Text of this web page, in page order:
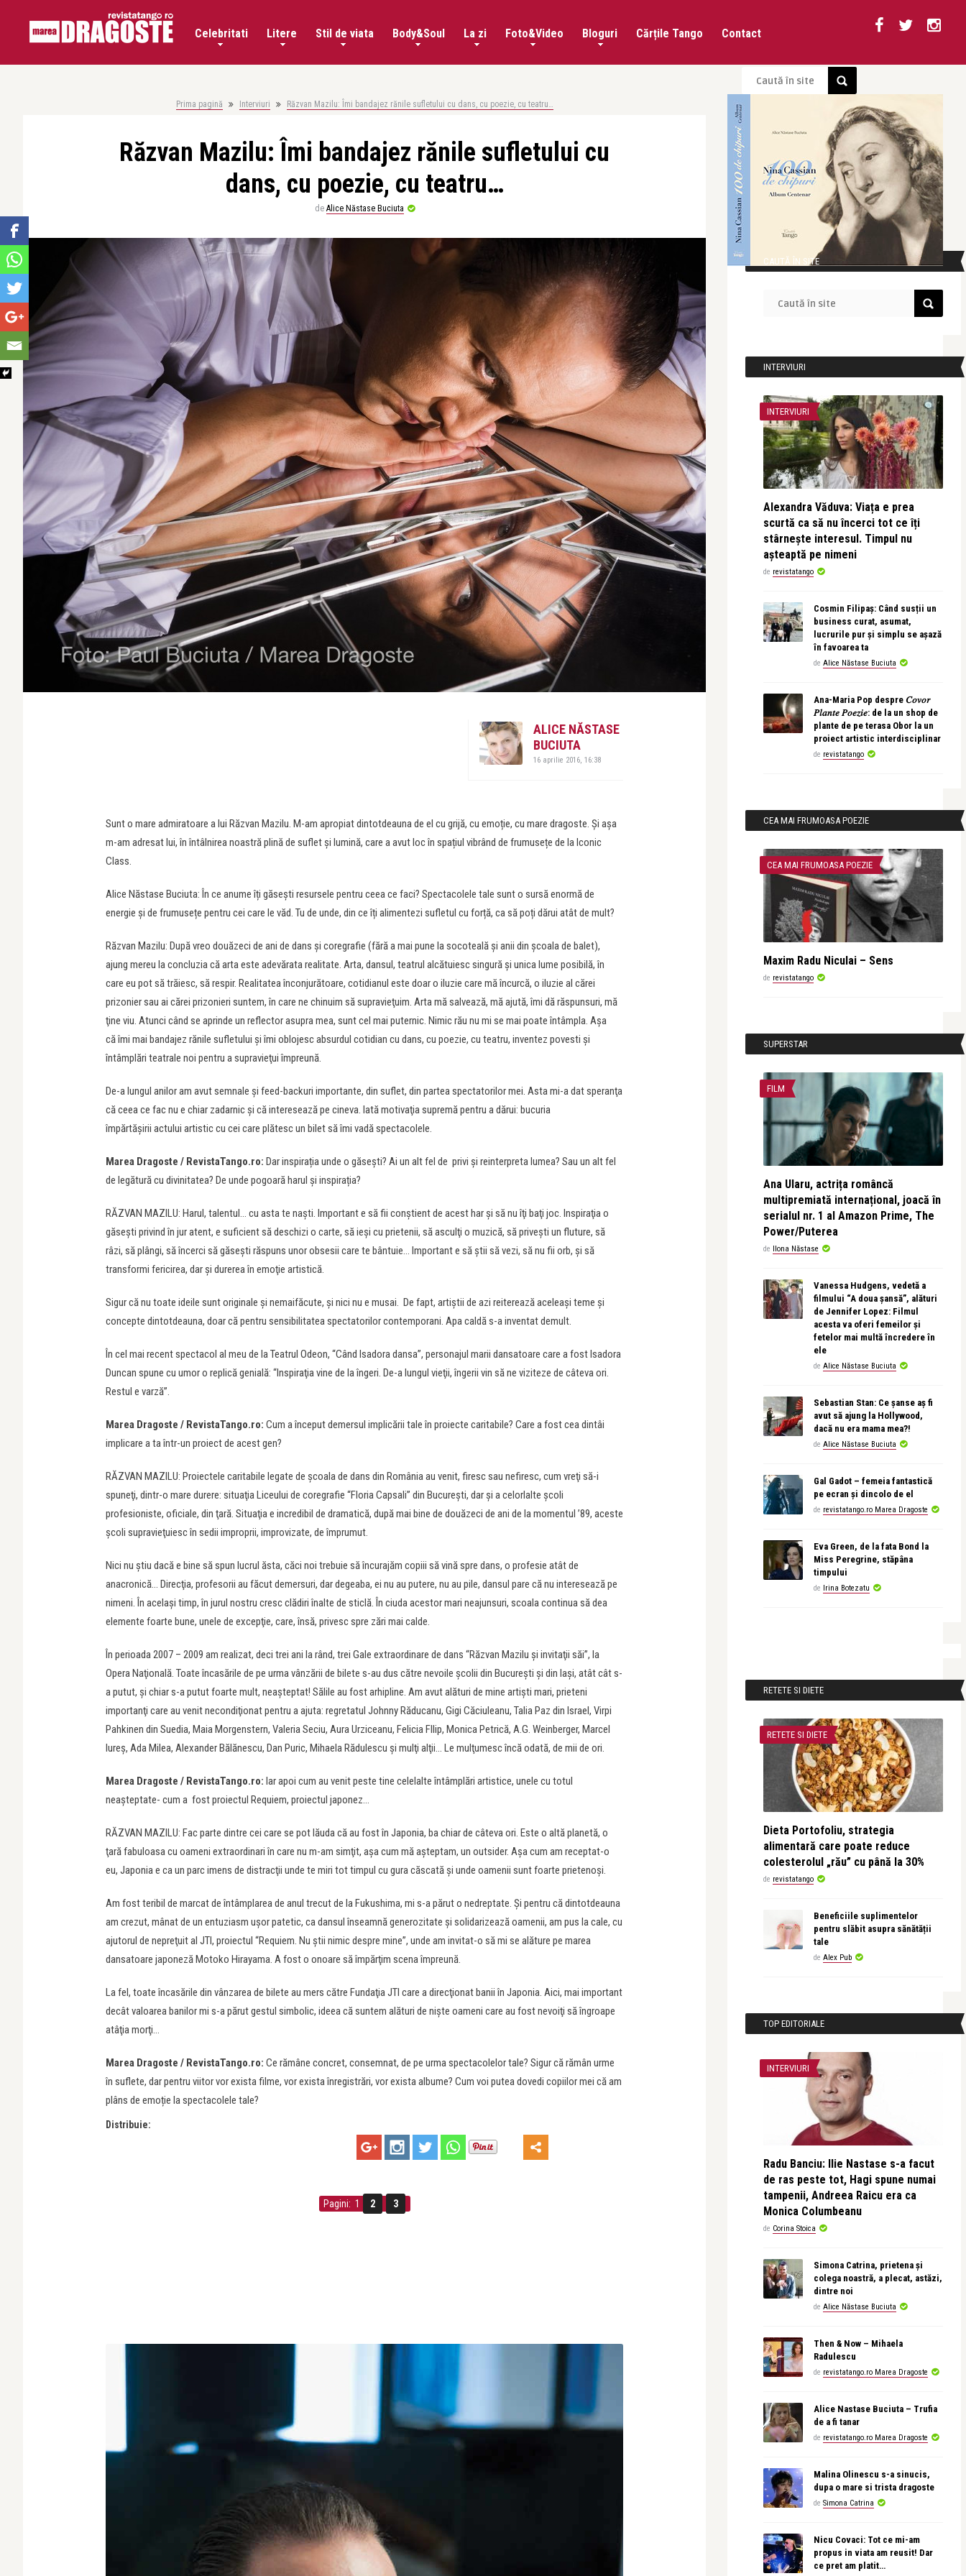
Celebritati Litere Stil de viata Body&Soul La zi Foto&Video Bloguri Cărțile Tango Contact
Prima pagină Interviuri Răzvan Mazilu: Îmi bandajez rănile sufletului cu dans, cu poezie, cu teatru…
Răzvan Mazilu: Îmi bandajez rănile sufletului cu
dans, cu poezie, cu teatru…
de Alice Năstase Buciuta
ALICE NĂSTASE
BUCIUTA
16 aprilie 2016, 16:38
Sunt o mare admiratoare a lui Răzvan Mazilu. M-am apropiat dintotdeauna de el cu grijă, cu emoție, cu mare dragoste. Și așa
m-am adresat lui, în întâlnirea noastră plină de suflet și lumină, care a avut loc în spațiul vibrând de frumusețe de la Iconic
Class.
Alice Năstase Buciuta: În ce anume îți găsești resursele pentru ceea ce faci? Spectacolele tale sunt o sursă enormă de
energie și de frumusețe pentru cei care le văd. Tu de unde, din ce îți alimentezi sufletul cu forță, ca să poți dărui atât de mult?
Răzvan Mazilu: După vreo douăzeci de ani de dans şi coregrafie (fără a mai pune la socoteală şi anii din şcoala de balet),
ajung mereu la concluzia că arta este adevărata realitate. Arta, dansul, teatrul alcătuiesc singură şi unica lume posibilă, în
care eu pot să trăiesc, să respir. Realitatea înconjurătoare, cotidianul este doar o iluzie care mă încurcă, o iluzie al cărei
prizonier sau ai cărei prizonieri suntem, în care ne chinuim să supravieţuim. Arta mă salvează, mă ajută, îmi dă răspunsuri, mă
ţine viu. Atunci când se aprinde un reflector asupra mea, sunt cel mai puternic. Nimic rău nu mi se mai poate întâmpla. Aşa
că îmi mai bandajez rănile sufletului şi îmi oblojesc absurdul cotidian cu dans, cu poezie, cu teatru, inventez povesti şi
întâmplări teatrale noi pentru a supravieţui împreună.
De-a lungul anilor am avut semnale şi feed-backuri importante, din suflet, din partea spectatorilor mei. Asta mi-a dat speranţa
că ceea ce fac nu e chiar zadarnic şi că interesează pe cineva. Iată motivaţia supremă pentru a dărui: bucuria
împărtăşirii actului artistic cu cei care plătesc un bilet să îmi vadă spectacolele.
Marea Dragoste / RevistaTango.ro: Dar inspirația unde o găsești? Ai un alt fel de privi și reinterpreta lumea? Sau un alt fel
de legătură cu divinitatea? De unde pogoară harul și inspirația?
RĂZVAN MAZILU: Harul, talentul… cu asta te naşti. Important e să fii conştient de acest har şi să nu îţi baţi joc. Inspiraţia o
găseşti privind în jur atent, e suficient să deschizi o carte, să ieşi cu prietenii, să asculţi o muzică, să priveşti un fluture, să
râzi, să plângi, să încerci să găseşti răspuns unor obsesii care te bântuie… Important e să ştii să vezi, să nu fii orb, şi să
transformi fericirea, dar şi durerea în emoţie artistică.
Sigur că nu toate ideile sunt originale şi nemaifăcute, şi nici nu e musai. De fapt, artiştii de azi reiterează aceleaşi teme şi
concepte dintotdeauna, doar că pentru sensibilitatea spectatorilor contemporani. Apa caldă s-a inventat demult.
În cel mai recent spectacol al meu de la Teatrul Odeon, “Când Isadora dansa”, personajul marii dansatoare care a fost Isadora
Duncan spune cu umor o replică genială: “Inspiraţia vine de la îngeri. De-a lungul vieţii, îngerii vin să ne viziteze de câteva ori.
Restul e varză”.
Marea Dragoste / RevistaTango.ro: Cum a început demersul implicării tale în proiecte caritabile? Care a fost cea dintâi
implicare a ta într-un proiect de acest gen?
RĂZVAN MAZILU: Proiectele caritabile legate de şcoala de dans din România au venit, firesc sau nefiresc, cum vreţi să-i
spuneţi, dintr-o mare durere: situaţia Liceului de coregrafie “Floria Capsali” din Bucureşti, dar şi a celorlalte şcoli
profesioniste, oficiale, din ţară. Situaţia e incredibil de dramatică, după mai bine de douăzeci de ani de la momentul ’89, aceste
şcoli supravieţuiesc în sedii improprii, improvizate, de împrumut.
Nici nu ştiu dacă e bine să spun lucrul ăsta, căci noi trebuie să încurajăm copiii să vină spre dans, o profesie atât de
anacronică… Direcţia, profesorii au făcut demersuri, dar degeaba, ei nu au putere, nu au pile, dansul pare că nu interesează pe
nimeni. În acelaşi timp, în jurul nostru cresc clădiri înalte de sticlă. În ciuda acestor mari neajunsuri, scoala continua să dea
elemente foarte bune, unele de excepţie, care, însă, privesc spre zări mai calde.
În perioada 2007 – 2009 am realizat, deci trei ani la rând, trei Gale extraordinare de dans “Răzvan Mazilu şi invitaţii săi”, la
Opera Naţională. Toate încasările de pe urma vânzării de bilete s-au dus către nevoile şcolii din Bucureşti şi din Iaşi, atât cât s-
a putut, şi chiar s-a putut foarte mult, neaşteptat! Sălile au fost arhipline. Am avut alături de mine artişti mari, prieteni
importanţi care au venit necondiţionat pentru a ajuta: regretatul Johnny Răducanu, Gigi Căciuleanu, Talia Paz din Israel, Virpi
Pahkinen din Suedia, Maia Morgenstern, Valeria Seciu, Aura Urziceanu, Felicia FIlip, Monica Petrică, A.G. Weinberger, Marcel
Iureş, Ada Milea, Alexander Bălănescu, Dan Puric, Mihaela Rădulescu şi mulţi alţii… Le mulţumesc încă odată, de mii de ori.
Marea Dragoste / RevistaTango.ro: Iar apoi cum au venit peste tine celelalte întâmplări artistice, unele cu totul
neașteptate- cum a fost proiectul Requiem, proiectul japonez…
RĂZVAN MAZILU: Fac parte dintre cei care se pot lăuda că au fost în Japonia, ba chiar de câteva ori. Este o altă planetă, o
ţară fabuloasa cu oameni extraordinari în care nu m-am simţit, aşa cum mă aşteptam, un outsider. Aşa cum am receptat-o
eu, Japonia e ca un parc imens de distracţii unde te miri tot timpul cu gura căscată şi unde oamenii sunt foarte prietenoşi.
Am fost teribil de marcat de întâmplarea de anul trecut de la Fukushima, mi s-a părut o nedreptate. Şi pentru că dintotdeauna
am crezut, mânat de un entuziasm uşor patetic, ca dansul înseamnă generozitate şi solidarizează oamenii, am pus la cale, cu
ajutorul de nepreţuit al JTI, proiectul “Requiem. Nu ştii nimic despre mine”, unde am invitat-o să mi se alăture pe marea
dansatoare japoneză Motoko Hirayama. A fost o onoare să împărţim scena împreună.
La fel, toate încasările din vânzarea de bilete au mers către Fundaţia JTI care a direcţionat banii în Japonia. Aici, mai important
decât valoarea banilor mi s-a părut gestul simbolic, ideea că suntem alături de nişte oameni care au fost nevoiţi să îngroape
atâţia morţi…
Marea Dragoste / RevistaTango.ro: Ce rămâne concret, consemnat, de pe urma spectacolelor tale? Sigur că rămân urme
în suflete, dar pentru viitor vor exista filme, vor exista înregistrări, vor exista albume? Cum voi putea dovedi copiilor mei că am
plâns de emoție la spectacolele tale?
Distribuie:
Pagini: 1 2 3
CAUTĂ ÎN SITE
INTERVIURI
INTERVIURI
Alexandra Văduva: Viața e prea
scurtă ca să nu încerci tot ce îți
stârnește interesul. Timpul nu
așteaptă pe nimeni
de revistatango
Cosmin Filipaș: Când susții un
business curat, asumat,
lucrurile pur și simplu se așază
în favoarea ta
de Alice Năstase Buciuta
Ana-Maria Pop despre 𝐶𝑜𝑣𝑜𝑟
𝑃𝑙𝑎𝑛𝑡𝑒 𝑃𝑜𝑒𝑧𝑖𝑒: de la un shop de
plante de pe terasa Obor la un
proiect artistic interdisciplinar
de revistatango
CEA MAI FRUMOASA POEZIE
CEA MAI FRUMOASA POEZIE
Maxim Radu Niculai – Sens
de revistatango
SUPERSTAR
FILM
Ana Ularu, actrița româncă
multipremiată internațional, joacă în
serialul nr. 1 al Amazon Prime, The
Power/Puterea
de Ilona Năstase
Vanessa Hudgens, vedetă a
filmului “A doua șansă”, alături
de Jennifer Lopez: Filmul
acesta va oferi femeilor și
fetelor mai multă încredere în
ele
de Alice Năstase Buciuta
Sebastian Stan: Ce șanse aș fi
avut să ajung la Hollywood,
dacă nu era mama mea?!
de Alice Năstase Buciuta
Gal Gadot – femeia fantastică
pe ecran și dincolo de el
de revistatango.ro Marea Dragoste
Eva Green, de la fata Bond la
Miss Peregrine, stăpâna
timpului
de Irina Botezatu
RETETE SI DIETE
RETETE SI DIETE
Dieta Portofoliu, strategia
alimentară care poate reduce
colesterolul „rău” cu până la 30%
de revistatango
Beneficiile suplimentelor
pentru slăbit asupra sănătății
tale
de Alex Pub
TOP EDITORIALE
INTERVIURI
Radu Banciu: Ilie Nastase s-a facut
de ras peste tot, Hagi spune numai
tampenii, Andreea Raicu era ca
Monica Columbeanu
de Corina Stoica
Simona Catrina, prietena și
colega noastră, a plecat, astăzi,
dintre noi
de Alice Năstase Buciuta
Then & Now – Mihaela
Radulescu
de revistatango.ro Marea Dragoste
Alice Nastase Buciuta – Trufia
de a fi tanar
de revistatango.ro Marea Dragoste
Malina Olinescu s-a sinucis,
dupa o mare si trista dragoste
de Simona Catrina
Nicu Covaci: Tot ce mi-am
propus in viata am reusit! Dar
ce pret am platit…